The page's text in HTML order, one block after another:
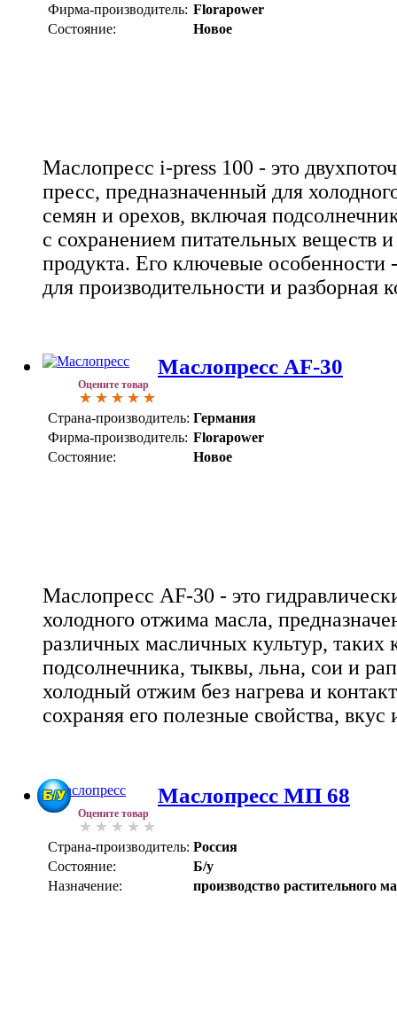
Фирма-производитель: Florapower
Состояние:
Новое
Маслопресс i-press 100 - это
пресс, предназначенный для
семян и орехов, включая
с сохранением питательных веществ
продукта. Его ключевые особенности
для производительности и разборная
Оцените товар
Маслопресс AF-30
Страна-производитель: Германия
Фирма-производитель: Florapower
Состояние:
Новое
Маслопресс AF-30 - это
холодного отжима масла,
различных масличных культур, таких
подсолнечника, тыквы, льна, сои и
холодный отжим без нагрева и
сохраняя его полезные свойства, вкус
Оцените товар
Маслопресс МП 68
Страна-производитель: Россия
Состояние:
Б/у
Назначение:
производство растительного